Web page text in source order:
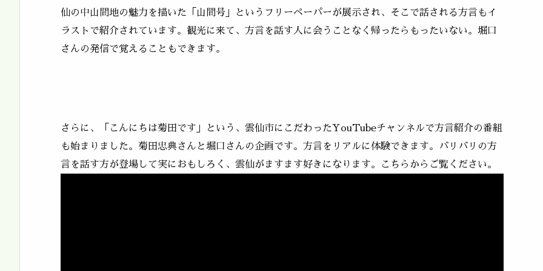
仙の中山間地の魅力を描いた「山間号」というフリーペーパーが展示され、そこで話される方言もイ
ラストで紹介されています。観光に来て、方言を話す人に会うことなく帰ったらもったいない。堀口
さんの発信で覚えることもできます。
さらに、「こんにちは菊田です」という、雲仙市にこだわったYouTubeチャンネルで方言紹介の番組
も始まりました。菊田忠典さんと堀口さんの企画です。方言をリアルに体験できます。バリバリの方
言を話す方が登場して実におもしろく、雲仙がますます好きになります。こちらからご覧ください。